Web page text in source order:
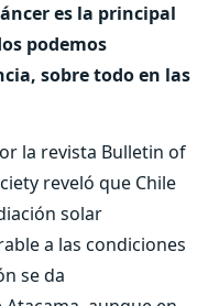
es la principal
podemos
sobre todo en las
la revista Bulletin of
reveló que Chile
solar
a las condiciones
se da